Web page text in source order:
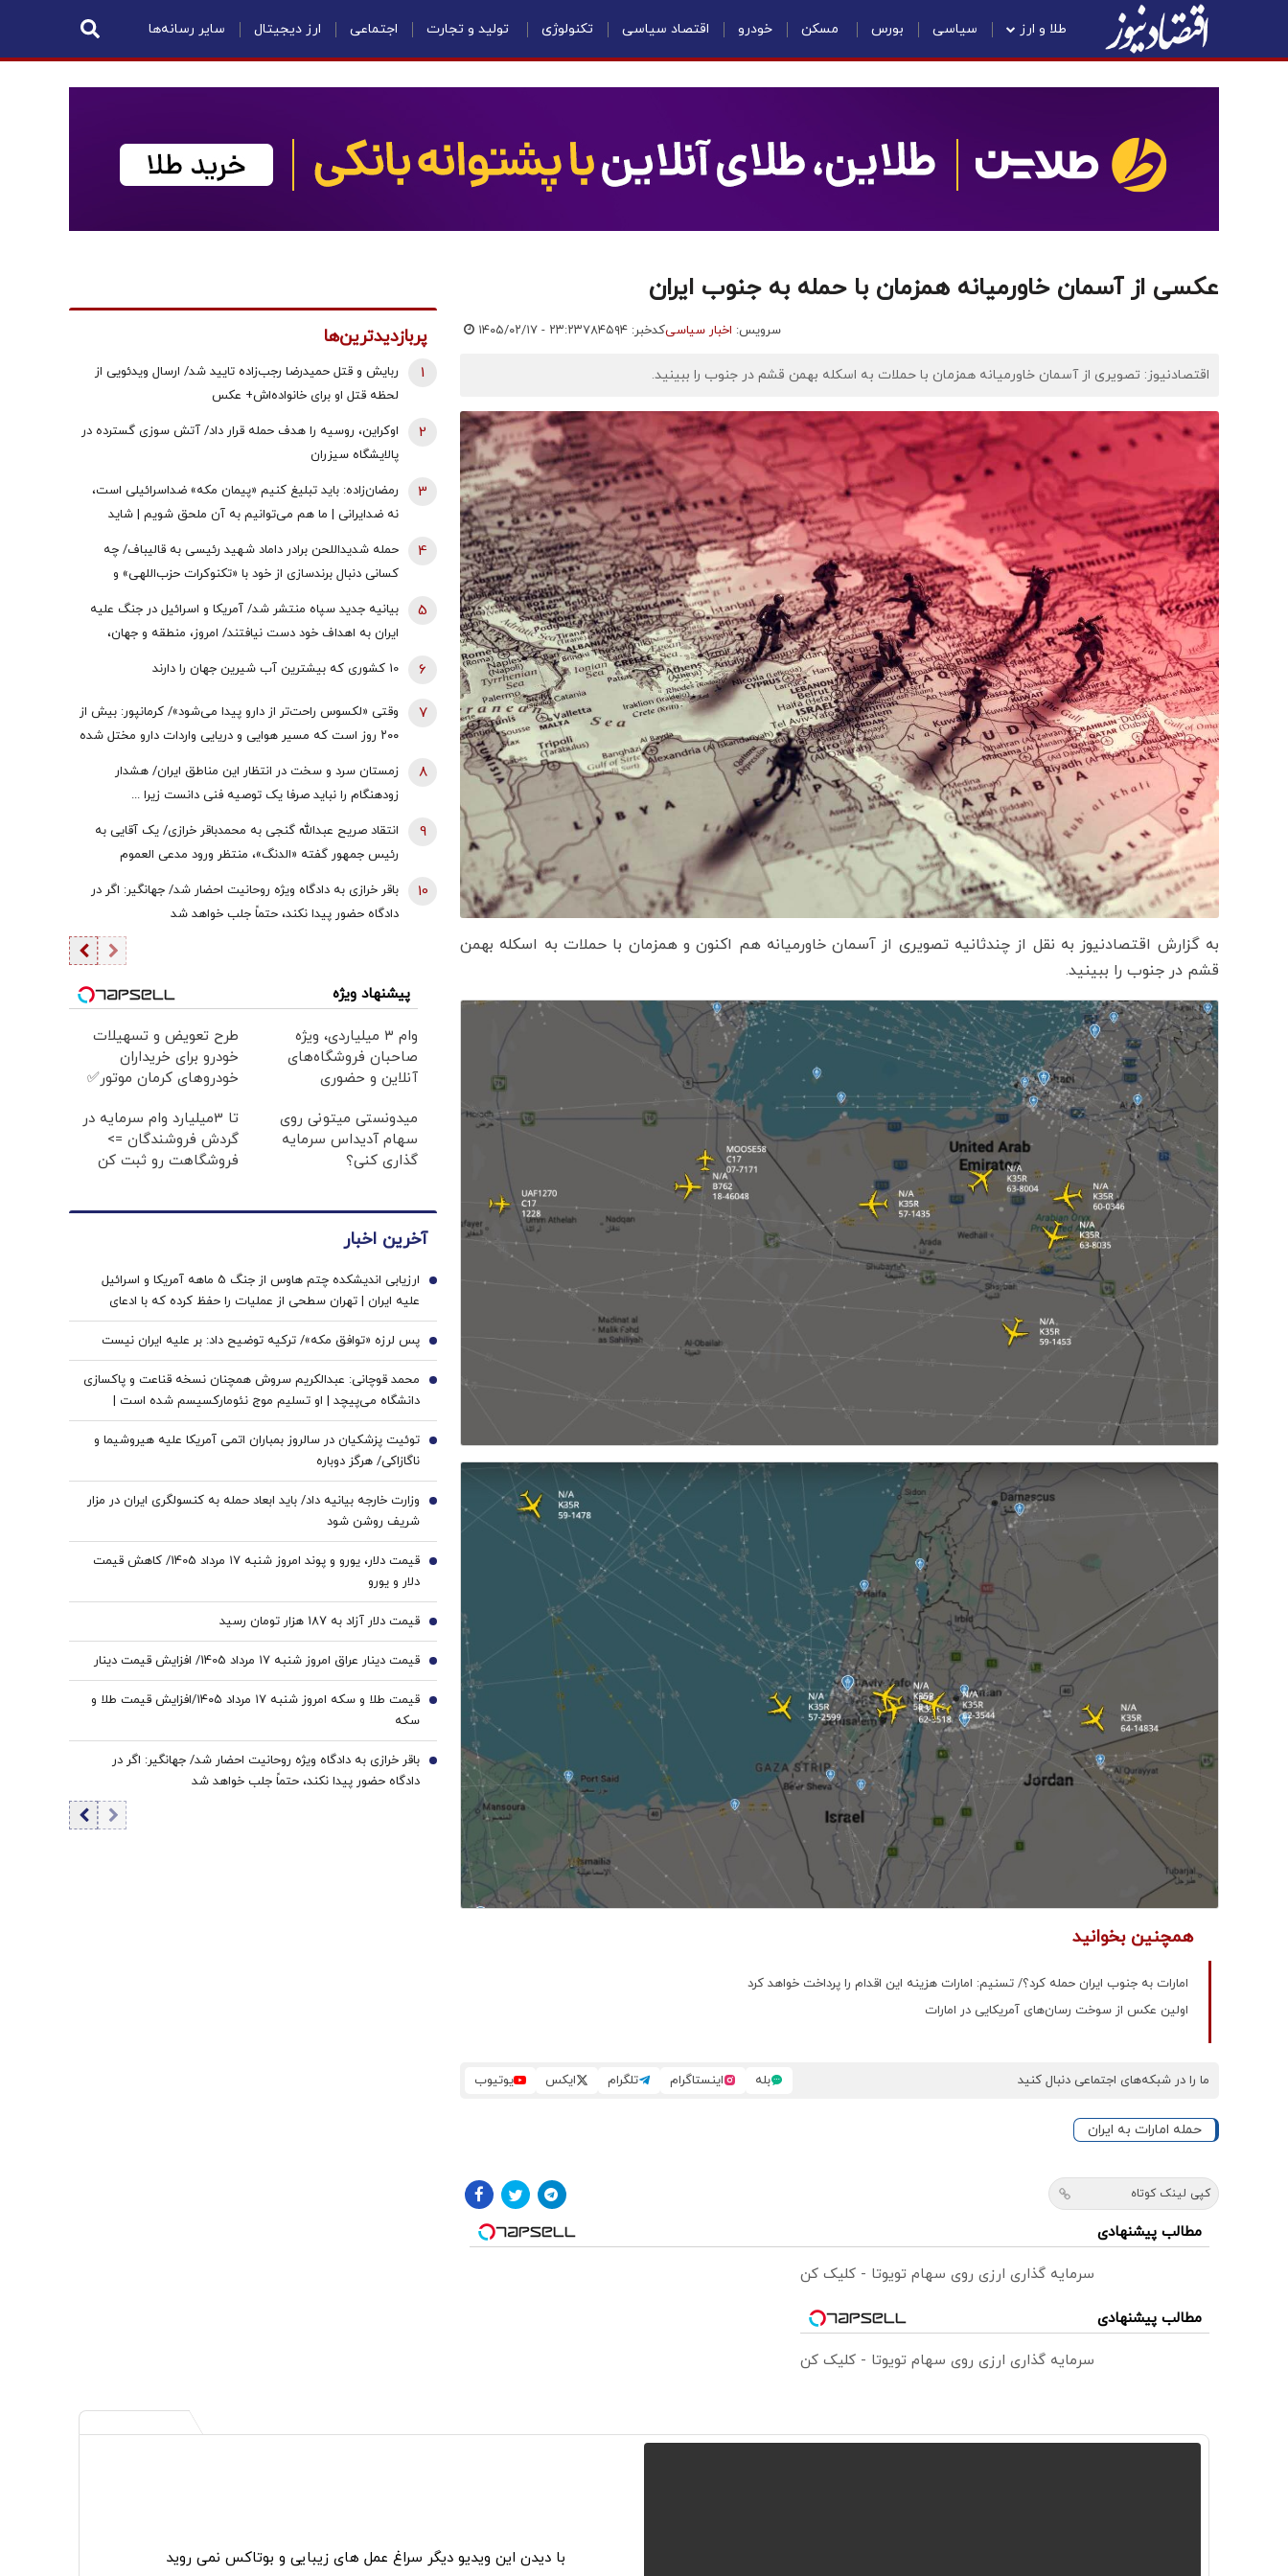
طلا و ارز سیاسی بورس مسکن خودرو اقتصاد سیاسی تکنولوژی تولید و تجارت اجتماعی ارز دیجیتال سایر رسانه‌ها
عکسی از آسمان خاورمیانه همزمان با حمله به جنوب ایران
سرویس: اخبار سیاسیکدخبر: ۷۸۴۵۹۴ ۱۴۰۵/۰۲/۱۷ - ۲۳:۲۳
اقتصادنیوز: تصویری از آسمان خاورمیانه همزمان با حملات به اسکله بهمن قشم در جنوب را ببینید.
به گزارش اقتصادنیوز به نقل از چندثانیه تصویری از آسمان خاورمیانه هم اکنون و همزمان با حملات به اسکله بهمن
قشم در جنوب را ببینید.
همچنین بخوانید
امارات به جنوب ایران حمله کرد؟/ تسنیم: امارات هزینه این اقدام را پرداخت خواهد کرد
اولین عکس از سوخت رسان‌های آمریکایی در امارات
ما را در شبکه‌های اجتماعی دنبال کنید بله اینستاگرام تلگرام ایکس یوتیوب
حمله امارات به ایران
کپی لینک کوتاه
مطالب پیشنهادی
سرمایه گذاری ارزی روی سهام تویوتا - کلیک کن
مطالب پیشنهادی
سرمایه گذاری ارزی روی سهام تویوتا - کلیک کن
پربازدیدترین‌ها
ربایش و قتل حمیدرضا رجب‌زاده تایید شد/ ارسال ویدئویی از
لحظه قتل او برای خانواده‌اش+ عکس
1
اوکراین، روسیه را هدف حمله قرار داد/ آتش سوزی گسترده در
پالایشگاه سیزران
2
رمضان‌زاده: باید تبلیغ کنیم «پیمان مکه» ضداسرائیلی است،
نه ضدایرانی | ما هم می‌توانیم به آن ملحق شویم | شاید
3
حمله شدیداللحن برادر داماد شهید رئیسی به قالیباف/ چه
کسانی دنبال برندسازی از خود با «تکنوکرات حزب‌اللهی» و
4
بیانیه جدید سپاه منتشر شد/ آمریکا و اسرائیل در جنگ علیه
ایران به اهداف خود دست نیافتند/ امروز، منطقه و جهان،
5
10 کشوری که بیشترین آب شیرین جهان را دارند 6
وقتی «لکسوس راحت‌تر از دارو پیدا می‌شود»/ کرمانپور: بیش از
۲۰۰ روز است که مسیر هوایی و دریایی واردات دارو مختل شده
7
زمستان سرد و سخت در انتظار این مناطق ایران/ هشدار
زودهنگام را نباید صرفا یک توصیه فنی دانست زیرا ...
8
انتقاد صریح عبدالله گنجی به محمدباقر خرازی/ یک آقایی به
رئیس جمهور گفته «الدنگ»، منتظر ورود مدعی العموم
هستیم/ اگر کسی به سران قوا توهین کند مگر طبق قانون
قوه قضائیه ورود نمی‌کند؟
9
باقر خرازی به دادگاه ویژه روحانیت احضار شد/ جهانگیر: اگر در
دادگاه حضور پیدا نکند، حتماً جلب خواهد شد
10
پیشنهاد ویژه
وام ۳ میلیاردی، ویژه
صاحبان فروشگاه‌های
آنلاین و حضوری
طرح تعویض و تسهیلات
خودرو برای خریداران
خودروهای کرمان موتور✅
میدونستی میتونی روی
سهام آدیداس سرمایه
گذاری کنی؟
تا 3میلیارد وام سرمایه در
گردش فروشندگان =>
فروشگاهت رو ثبت کن
آخرین اخبار
ارزیابی اندیشکده چتم هاوس از جنگ 5 ماهه آمریکا و اسرائیل
علیه ایران | تهران سطحی از عملیات را حفظ کرده که با ادعای
نزدیک بودن پایان ذخایر تسلیحاتی آن همخوانی ندارد | ایران راهبرد
«فرسایش راهبردی» را دنبال می‌کند
1
پس لرزه «توافق مکه»/ ترکیه توضیح داد: بر علیه ایران نیست 2
محمد قوچانی: عبدالکریم سروش همچنان نسخه قناعت و پاکسازی
دانشگاه می‌پیچد | او تسلیم موج نئومارکسیسم شده است |
سروش به زبان چپ سخن می‌گوید و نظام بازار آزاد رقابتی را با
برچسب کاپیتالیسم توضیح می‌دهد
3
توئیت پزشکیان در سالروز بمباران اتمی آمریکا علیه هیروشیما و
ناگازاکی/ هرگز دوباره
4
وزارت خارجه بیانیه داد/ باید ابعاد حمله به کنسولگری ایران در مزار
شریف روشن شود
5
قیمت دلار، یورو و پوند امروز شنبه ۱۷ مرداد 1405/ کاهش قیمت
دلار و یورو
6
قیمت دلار آزاد به 187 هزار تومان رسید 7
قیمت دینار عراق امروز شنبه ۱۷ مرداد 1405/ افزایش قیمت دینار 8
قیمت طلا و سکه امروز شنبه ۱۷ مرداد ۱۴۰۵/افزایش قیمت طلا و
سکه
9
باقر خرازی به دادگاه ویژه روحانیت احضار شد/ جهانگیر: اگر در
دادگاه حضور پیدا نکند، حتماً جلب خواهد شد
10
با دیدن این ویدیو دیگر سراغ عمل های زیبایی و بوتاکس نمی روید